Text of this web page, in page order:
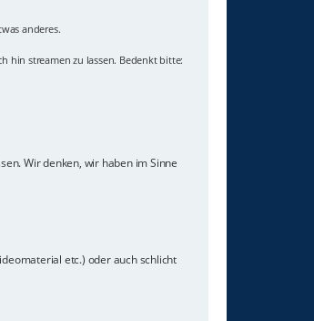
anderes.
hin streamen zu lassen. Bedenkt bitte:
Wir denken, wir haben im Sinne
etc.) oder auch schlicht